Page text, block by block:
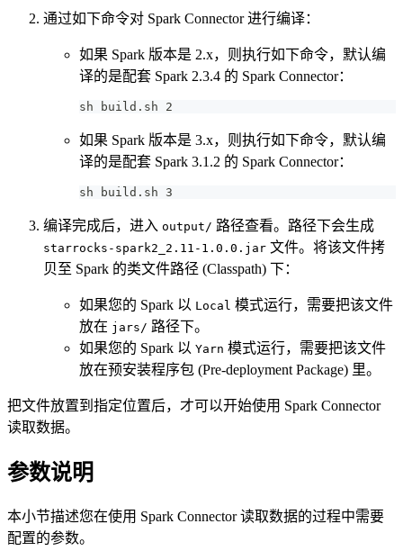
通过如下命令对 Spark Connector 进行编译：
如果 Spark 版本是 2.x，则执行如下命令，默认编
译的是配套 Spark 2.3.4 的 Spark Connector：
sh build.sh 2
如果 Spark 版本是 3.x，则执行如下命令，默认编
译的是配套 Spark 3.1.2 的 Spark Connector：
sh build.sh 3
编译完成后，进入 output/ 路径查看。路径下会生成
starrocks-spark2_2.11-1.0.0.jar 文件。将该文件拷
贝至 Spark 的类文件路径 (Classpath) 下：
如果您的 Spark 以 Local 模式运行，需要把该文件
放在 jars/ 路径下。
如果您的 Spark 以 Yarn 模式运行，需要把该文件
放在预安装程序包 (Pre-deployment Package) 里。
把文件放置到指定位置后，才可以开始使用 Spark Connector
读取数据。
参数说明
本小节描述您在使用 Spark Connector 读取数据的过程中需要
配置的参数。